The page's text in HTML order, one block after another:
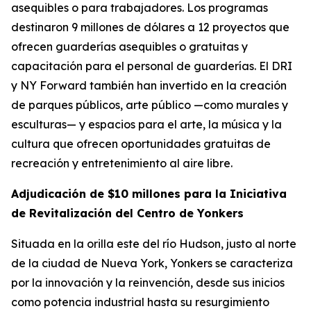
asequibles o para trabajadores. Los programas
destinaron 9 millones de dólares a 12 proyectos que
ofrecen guarderías asequibles o gratuitas y
capacitación para el personal de guarderías. El DRI
y NY Forward también han invertido en la creación
de parques públicos, arte público —como murales y
esculturas— y espacios para el arte, la música y la
cultura que ofrecen oportunidades gratuitas de
recreación y entretenimiento al aire libre.
Adjudicación de $10 millones para la Iniciativa
de Revitalización del Centro de Yonkers
Situada en la orilla este del río Hudson, justo al norte
de la ciudad de Nueva York, Yonkers se caracteriza
por la innovación y la reinvención, desde sus inicios
como potencia industrial hasta su resurgimiento